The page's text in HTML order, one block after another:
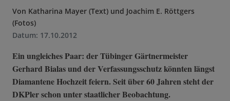
Von Katharina Mayer (Text) und Joachim E. Röttgers
(Fotos)
Datum: 17.10.2012
Ein ungleiches Paar: der Tübinger Gärtnermeister
Gerhard Bialas und der Verfassungsschutz könnten längst
Diamantene Hochzeit feiern. Seit über 60 Jahren steht der
DKPler schon unter staatlicher Beobachtung.